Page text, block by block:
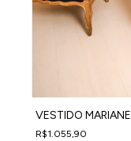
VESTIDO MARIANE
R$1.055,90